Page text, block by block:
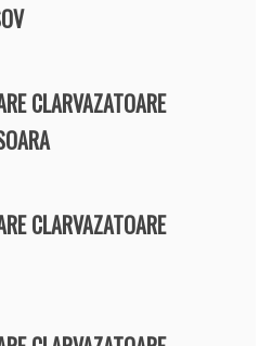
CLARVAZATOARE
CLARVAZATOARE